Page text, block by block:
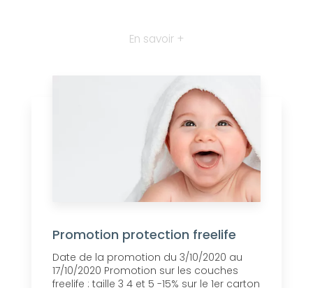
En savoir +
Promotion protection freelife
Date de la promotion du 3/10/2020 au
17/10/2020 Promotion sur les couches
freelife : taille 3 4 et 5 -15% sur le 1er carton